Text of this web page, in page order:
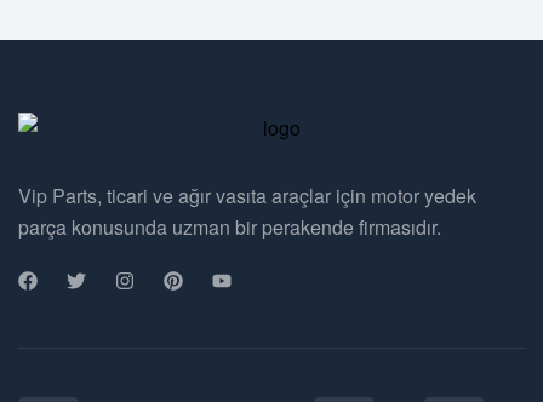
Vip Parts, ticari ve ağır vasıta araçlar için motor yedek
parça konusunda uzman bir perakende firmasıdır.